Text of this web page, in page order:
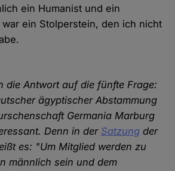
ein Humanist und ein
war ein Stolperstein, den ich nicht
die Antwort auf die fünfte Frage:
ägyptischer Abstammung
Germania Marburg
Denn in der Satzung der
es: "Um Mitglied werden zu
männlich sein und dem